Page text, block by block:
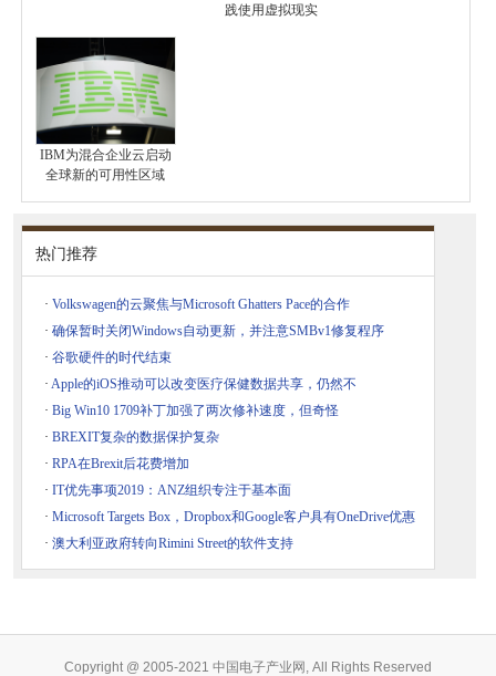
践使用虚拟现实
IBM为混合企业云启动
全球新的可用性区域
热门推荐
· Volkswagen的云聚焦与Microsoft Ghatters Pace的合作
· 确保暂时关闭Windows自动更新，并注意SMBv1修复程序
· 谷歌硬件的时代结束
· Apple的iOS推动可以改变医疗保健数据共享，仍然不
· Big Win10 1709补丁加强了两次修补速度，但奇怪
· BREXIT复杂的数据保护复杂
· RPA在Brexit后花费增加
· IT优先事项2019：ANZ组织专注于基本面
· Microsoft Targets Box，Dropbox和Google客户具有OneDrive优惠
· 澳大利亚政府转向Rimini Street的软件支持
Copyright @ 2005-2021 中国电子产业网, All Rights Reserved